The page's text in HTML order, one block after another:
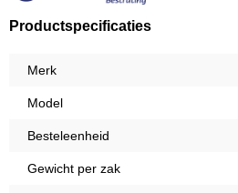
Productspecificaties
Merk
Model
Besteleenheid
Gewicht per zak